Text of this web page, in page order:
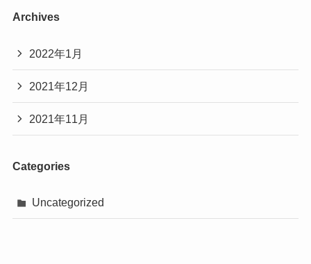
Archives
2022年1月
2021年12月
2021年11月
Categories
Uncategorized